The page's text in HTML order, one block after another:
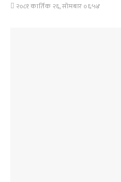
२०८१ कार्तिक २६, सोमबार ०६:५४